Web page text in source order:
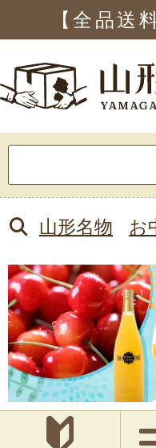
【全品送
索:
山形名物 お